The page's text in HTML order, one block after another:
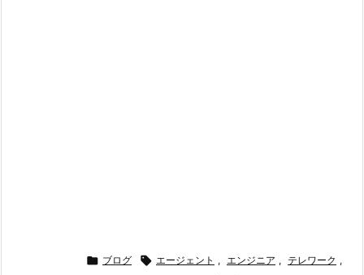
 ブログ  エージェント , エンジニア , テレワーク ,